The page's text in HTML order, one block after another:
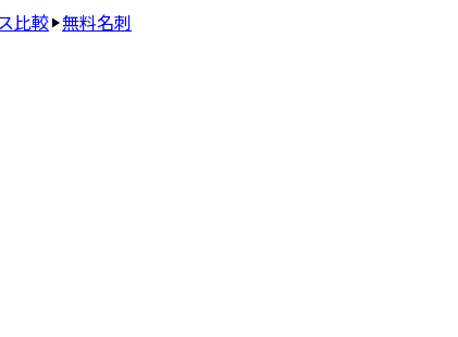
比較 無料名刺